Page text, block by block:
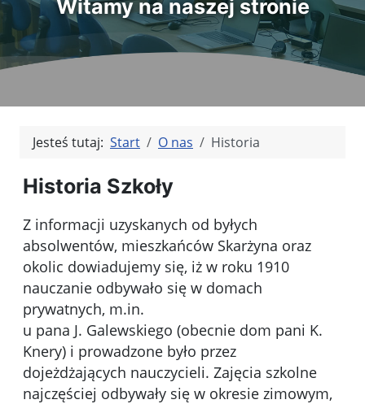
Witamy na naszej stronie
Jesteś tutaj: Start O nas Historia
Historia Szkoły
Z informacji uzyskanych od byłych
absolwentów, mieszkańców Skarżyna oraz
okolic dowiadujemy się, iż w roku 1910
nauczanie odbywało się w domach
prywatnych, m.in.
u pana J. Galewskiego (obecnie dom pani K.
Knery) i prowadzone było przez
dojeżdżających nauczycieli. Zajęcia szkolne
najczęściej odbywały się w okresie zimowym,